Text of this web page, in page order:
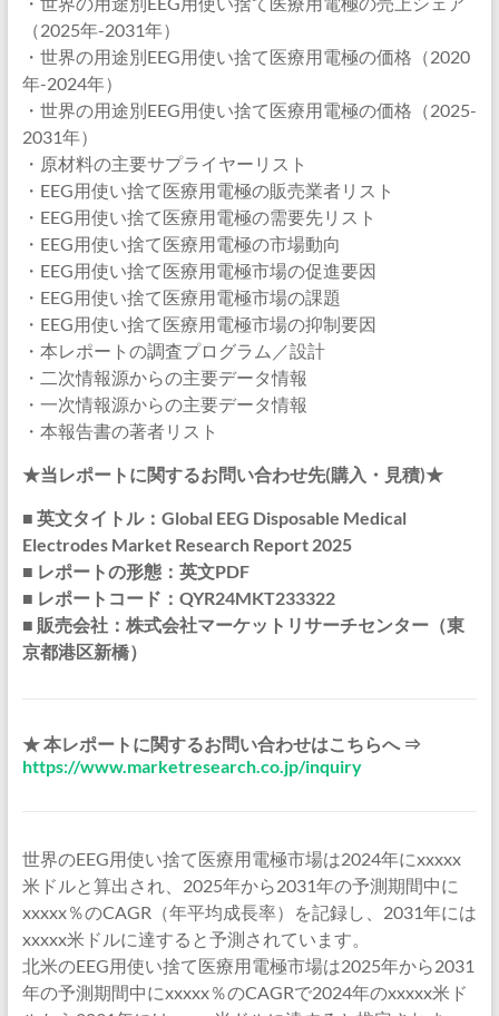
（2025年-2031年）
・世界の用途別EEG用使い捨て医療用電極の価格（2020
年-2024年）
・世界の用途別EEG用使い捨て医療用電極の価格（2025-
2031年）
・原材料の主要サプライヤーリスト
・EEG用使い捨て医療用電極の販売業者リスト
・EEG用使い捨て医療用電極の需要先リスト
・EEG用使い捨て医療用電極の市場動向
・EEG用使い捨て医療用電極市場の促進要因
・EEG用使い捨て医療用電極市場の課題
・EEG用使い捨て医療用電極市場の抑制要因
・本レポートの調査プログラム／設計
・二次情報源からの主要データ情報
・一次情報源からの主要データ情報
・本報告書の著者リスト
★当レポートに関するお問い合わせ先(購入・見積)★
■ 英文タイトル：Global EEG Disposable Medical
Electrodes Market Research Report 2025
■ レポートの形態：英文PDF
■ レポートコード：QYR24MKT233322
■ 販売会社：株式会社マーケットリサーチセンター（東
京都港区新橋）
★ 本レポートに関するお問い合わせはこちらへ ⇒
https://www.marketresearch.co.jp/inquiry
世界のEEG用使い捨て医療用電極市場は2024年にxxxxx
米ドルと算出され、2025年から2031年の予測期間中に
xxxxx％のCAGR（年平均成長率）を記録し、2031年には
xxxxx米ドルに達すると予測されています。
北米のEEG用使い捨て医療用電極市場は2025年から2031
年の予測期間中にxxxxx％のCAGRで2024年のxxxxx米ド